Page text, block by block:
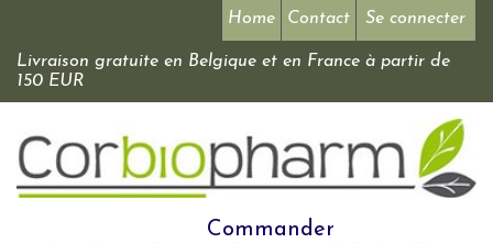
Se connecter
Home Contact
Livraison gratuite en Belgique et en France à partir de
150 EUR
Commander